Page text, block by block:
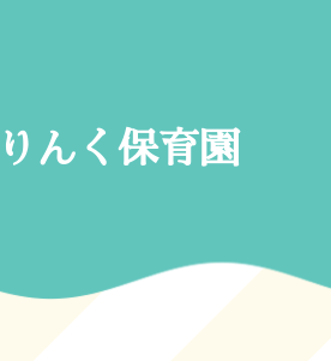
んく保育園